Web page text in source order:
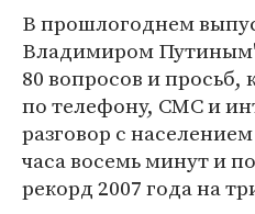
В прошлогоднем
Владимиром
80 вопросов и просьб,
по телефону, СМС и
разговор с
часа восемь минут и
рекорд 2007 года на